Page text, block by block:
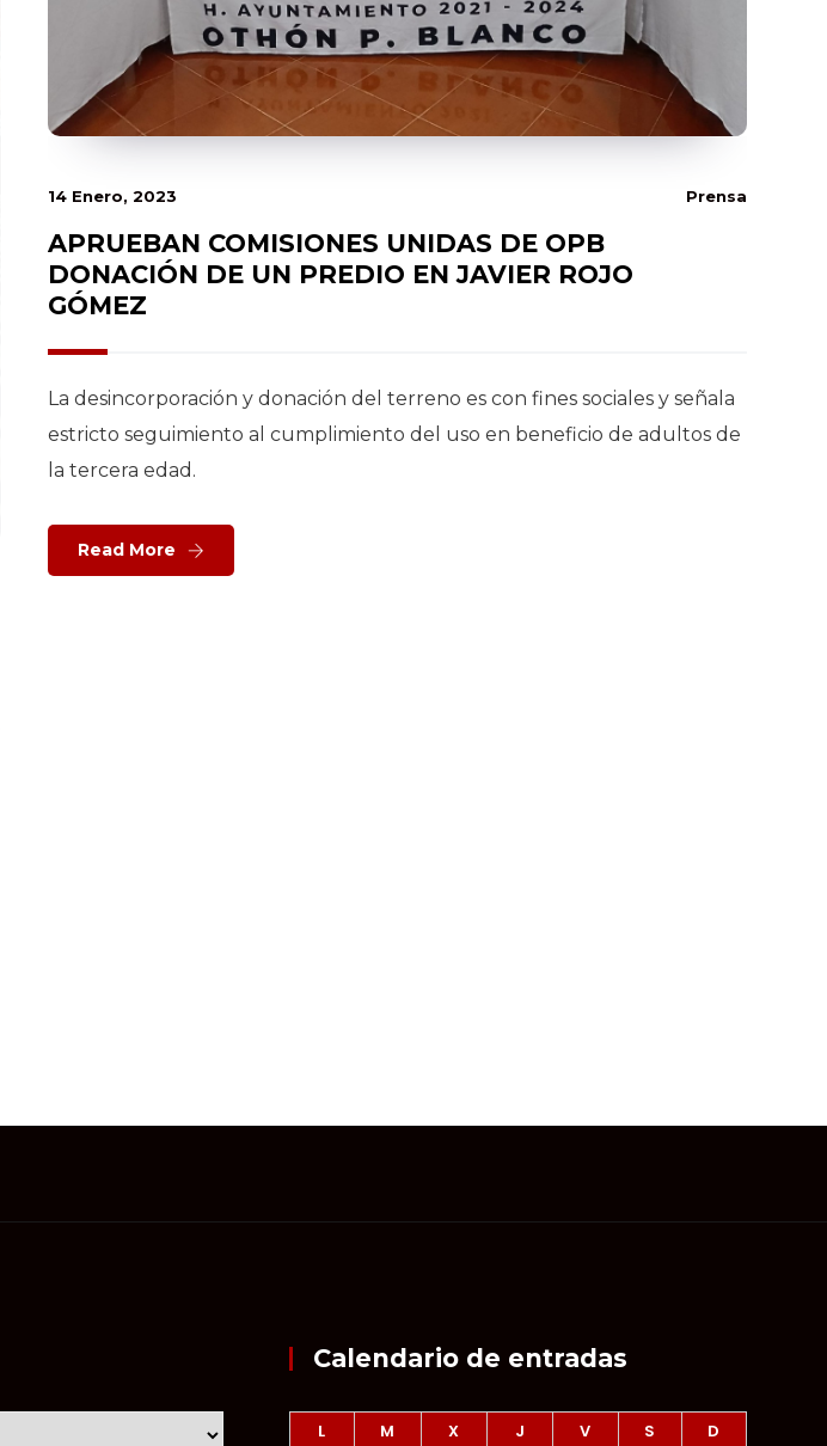
14 Enero, 2023 Prensa
APRUEBAN COMISIONES UNIDAS DE OPB
DONACIÓN DE UN PREDIO EN JAVIER ROJO
GÓMEZ
La desincorporación y donación del terreno es con fines sociales y señala
estricto seguimiento al cumplimiento del uso en beneficio de adultos de
la tercera edad.
Read More
Calendario de entradas
L M X J V S
D